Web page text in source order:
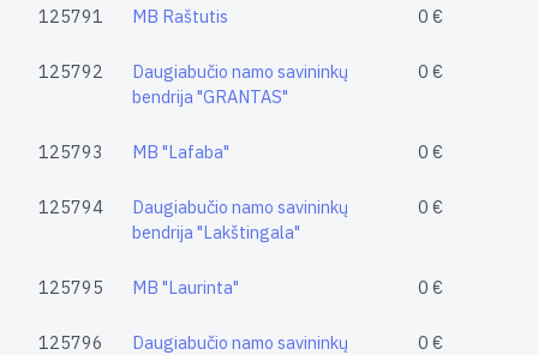
125791 MB Raštutis 0 €
125792
Daugiabučio namo savininkų
bendrija "GRANTAS"
0 €
125793 MB "Lafaba" 0 €
125794
Daugiabučio namo savininkų
bendrija "Lakštingala"
0 €
125795 MB "Laurinta" 0 €
125796
Daugiabučio namo savininkų
0 €